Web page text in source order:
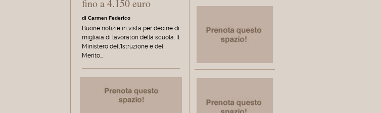
fino a 4.150 euro
di Carmen Federico
Buone notizie in vista per decine di
migliaia di lavoratori della scuola. Il
Ministero dell'Istruzione e del
Merito…